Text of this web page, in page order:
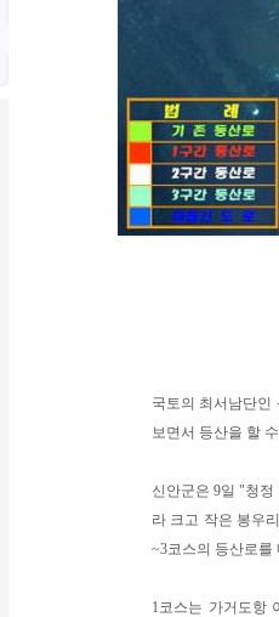
국토의 최서남단인
보면서 등산을 할
신안군은 9일 "청
라 크고 작은 봉우
~3코스의 등산로를
1코스는 가거도항